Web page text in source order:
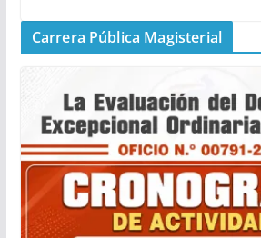
Carrera Pública Magisterial